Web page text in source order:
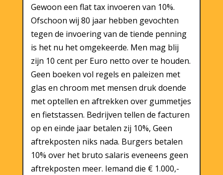
Gewoon een flat tax invoeren van 10%.
Ofschoon wij 80 jaar hebben gevochten
tegen de invoering van de tiende penning
is het nu het omgekeerde. Men mag blij
zijn 10 cent per Euro netto over te houden.
Geen boeken vol regels en paleizen met
glas en chroom met mensen druk doende
met optellen en aftrekken over gummetjes
en fietstassen. Bedrijven tellen de facturen
op en einde jaar betalen zij 10%, Geen
aftrekposten niks nada. Burgers betalen
10% over het bruto salaris eveneens geen
aftrekposten meer. Iemand die € 1.000,-